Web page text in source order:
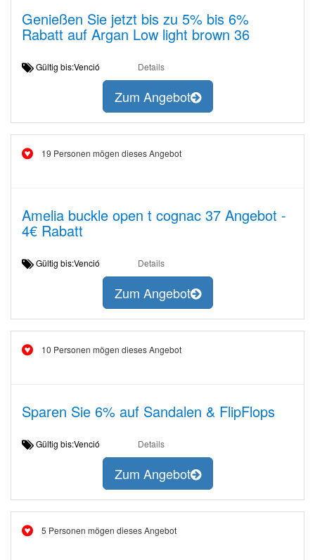
Genießen Sie jetzt bis zu 5% bis 6%
Rabatt auf Argan Low light brown 36
Gültig bis:Venció Details
Zum Angebot
19 Personen mögen dieses Angebot
Amelia buckle open t cognac 37 Angebot -
4€ Rabatt
Gültig bis:Venció Details
Zum Angebot
10 Personen mögen dieses Angebot
Sparen Sie 6% auf Sandalen & FlipFlops
Gültig bis:Venció Details
Zum Angebot
5 Personen mögen dieses Angebot